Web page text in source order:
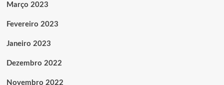
Março 2023
Fevereiro 2023
Janeiro 2023
Dezembro 2022
Novembro 2022